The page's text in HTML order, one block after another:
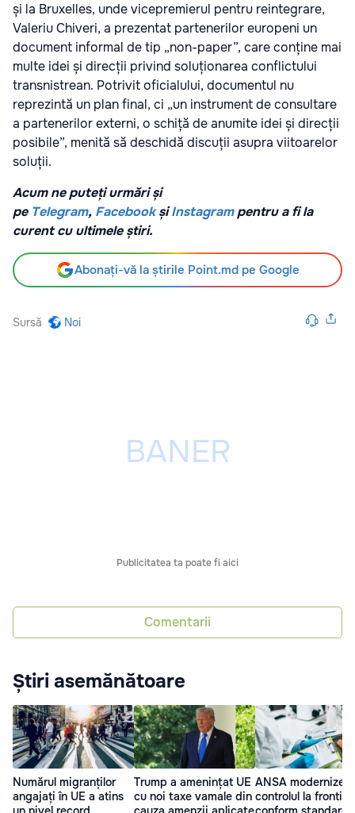
și la Bruxelles, unde vicepremierul pentru reintegrare,
Valeriu Chiveri, a prezentat partenerilor europeni un
document informal de tip „non-paper”, care conține mai
multe idei și direcții privind soluționarea conflictului
transnistrean. Potrivit oficialului, documentul nu
reprezintă un plan final, ci „un instrument de consultare
a partenerilor externi, o schiță de anumite idei și direcții
posibile”, menită să deschidă discuții asupra viitoarelor
soluții.
Acum ne puteți urmări și
pe Telegram, Facebook șiInstagrampentru a fi la
curent cu ultimele știri.
Abonați-vă la știrile Point.md pe Google
Sursă Noi
Publicitatea ta poate fi aici
Comentarii
Știri asemănătoare
Numărul migranților
angajați în UE a atins
Trump a amenințat UE
cu noi taxe vamale din
ANSA
controlul la